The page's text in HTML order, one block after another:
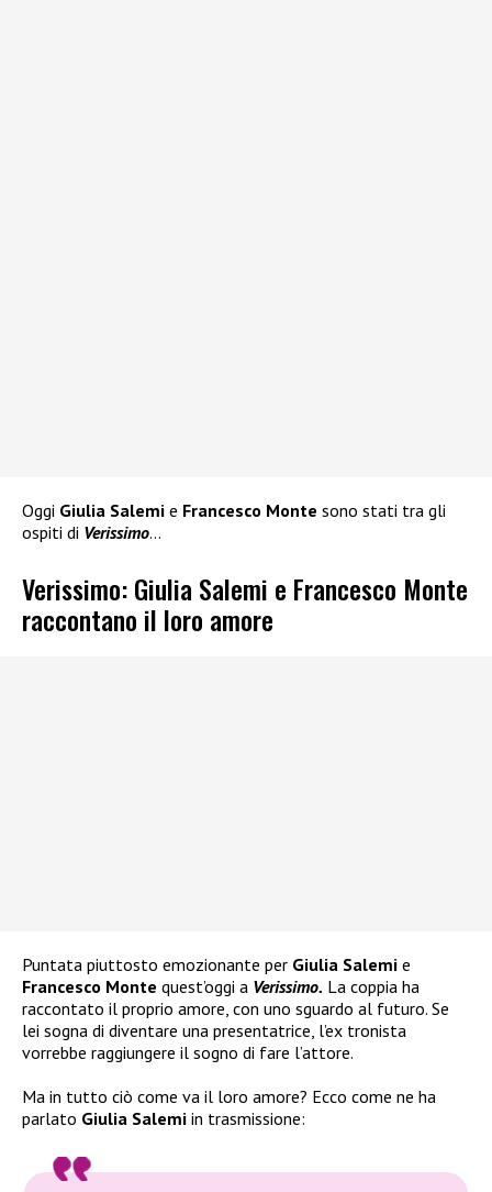
Oggi Giulia Salemi e Francesco Monte sono stati tra gli
ospiti di Verissimo…
Verissimo: Giulia Salemi e Francesco Monte
raccontano il loro amore
Puntata piuttosto emozionante per Giulia Salemi e
Francesco Monte quest’oggi a Verissimo. La coppia ha
raccontato il proprio amore, con uno sguardo al futuro. Se
lei sogna di diventare una presentatrice, l’ex tronista
vorrebbe raggiungere il sogno di fare l’attore.
Ma in tutto ciò come va il loro amore? Ecco come ne ha
parlato Giulia Salemi in trasmissione: